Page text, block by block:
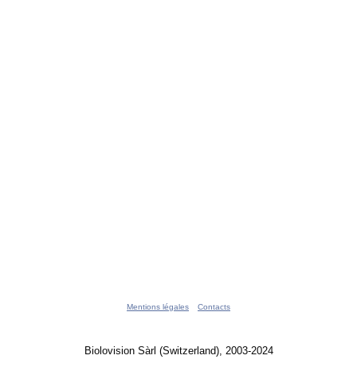
Mentions légales Contacts
Biolovision Sàrl (Switzerland), 2003-2024